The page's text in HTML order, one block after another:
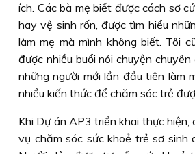
ích. Các bà mẹ biết được cách sơ
hay vệ sinh rốn, được tìm hiểu
làm mẹ mà mình không biết. Tôi
được nhiều buổi nói chuyện
những người mới lần đầu tiên làm
nhiều kiến thức để chăm sóc trẻ
Khi Dự án AP3 triển khai thực hiện,
vụ chăm sóc sức khoẻ trẻ sơ sinh